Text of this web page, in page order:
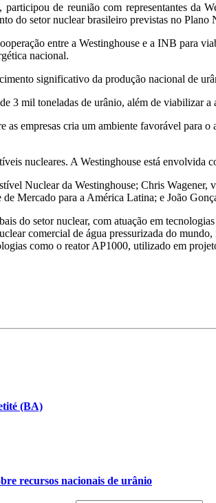
de reunião com representantes da
do setor nuclear brasileiro previstas no
entre a Westinghouse e a INB para
nacional.
significativo da produção nacional de
3 mil toneladas de urânio, além de viabilizar
empresas cria um ambiente favorável para
nucleares. A Westinghouse está envolvida
Nuclear da Westinghouse; Chris
Mercado para a América Latina; e João
do setor nuclear, com atuação em
comercial de água pressurizada do
como o reator AP1000, utilizado em
(BA)
recursos nacionais de urânio